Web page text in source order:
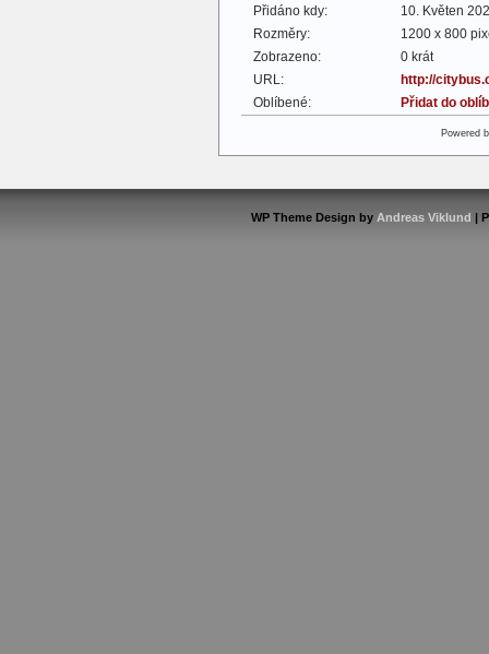
Přidáno kdy:
10. Květen
Rozměry:
1200 x 800
Zobrazeno:
0 krát
URL:
http://
Oblíbené:
Přidat do
Powered
WP Theme Design by Andreas Viklund |